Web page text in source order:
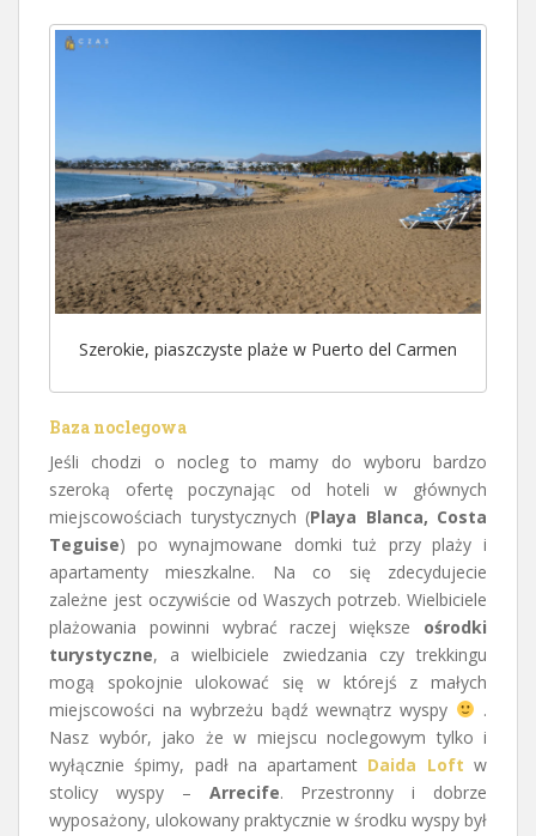
Szerokie, piaszczyste plaże w Puerto del Carmen
Baza noclegowa
Jeśli chodzi o nocleg to mamy do wyboru bardzo
szeroką ofertę poczynając od hoteli w głównych
miejscowościach turystycznych (Playa Blanca, Costa
Teguise) po wynajmowane domki tuż przy plaży i
apartamenty mieszkalne. Na co się zdecydujecie
zależne jest oczywiście od Waszych potrzeb. Wielbiciele
plażowania powinni wybrać raczej większe ośrodki
turystyczne, a wielbiciele zwiedzania czy trekkingu
mogą spokojnie ulokować się w którejś z małych
miejscowości na wybrzeżu bądź wewnątrz wyspy
.
Nasz wybór, jako że w miejscu noclegowym tylko i
wyłącznie śpimy, padł na apartament Daida Loft w
stolicy wyspy – Arrecife. Przestronny i dobrze
wyposażony, ulokowany praktycznie w środku wyspy był